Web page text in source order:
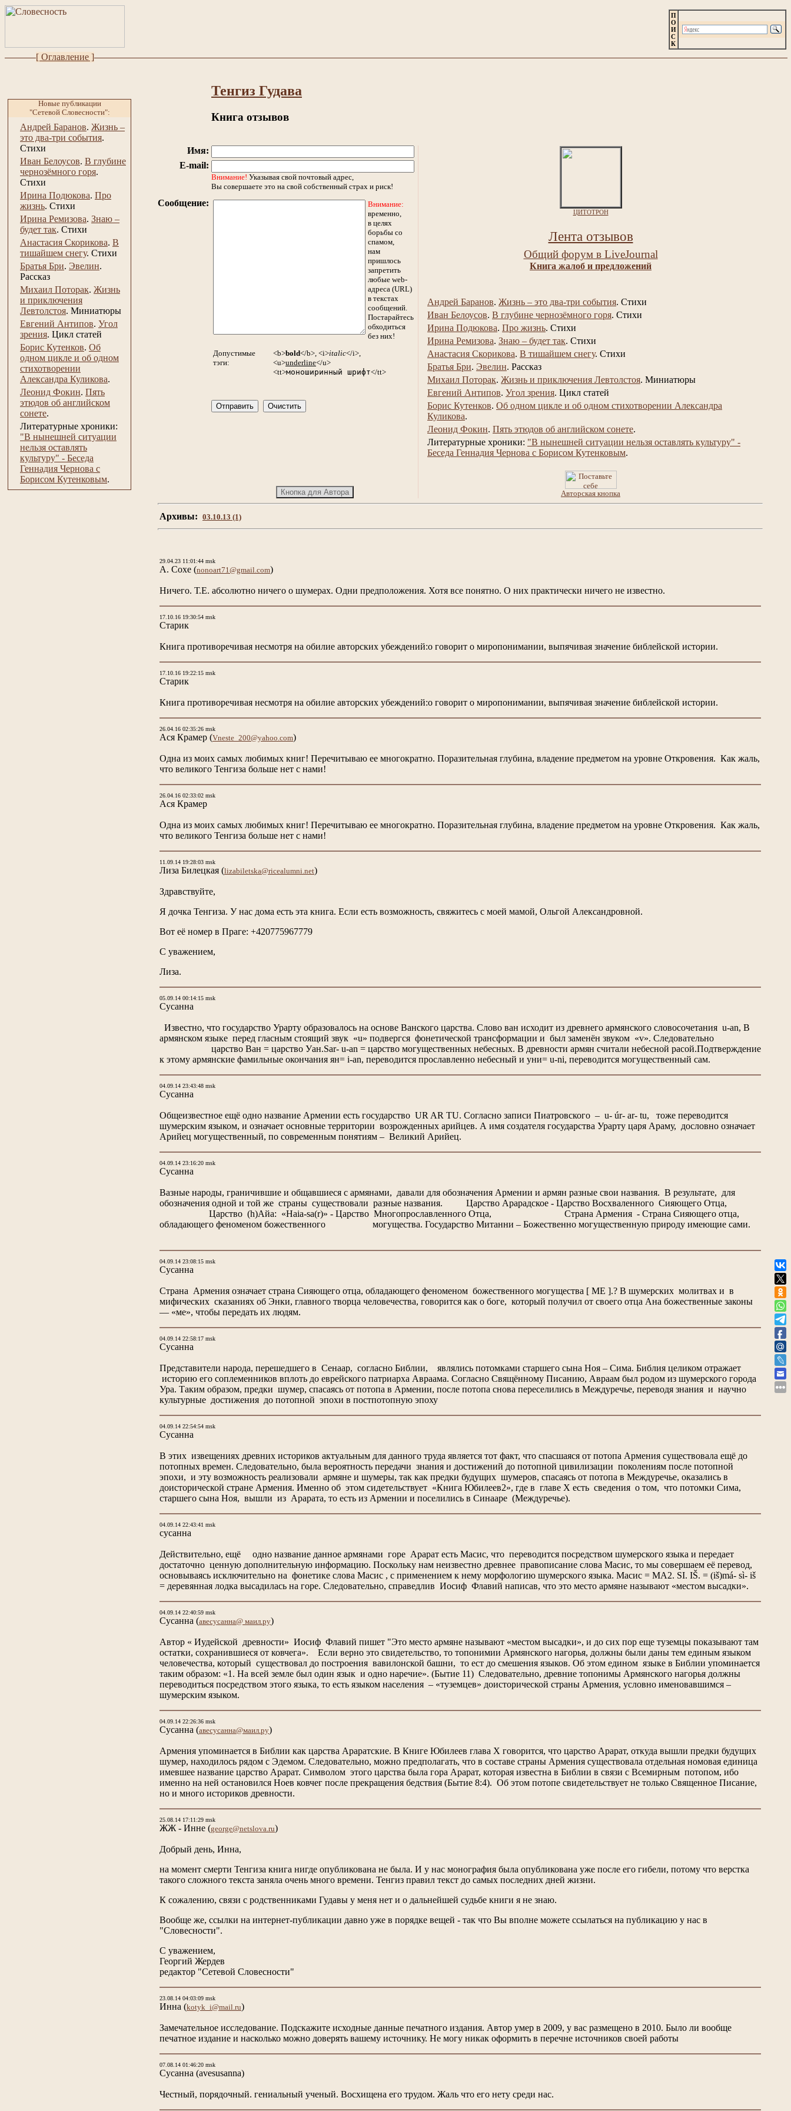
[ Оглавление ]
Новые публикации
"Сетевой Словесности":
Андрей Баранов. Жизнь –
это два-три события.
Стихи
Иван Белоусов. В глубине
чернозёмного горя.
Стихи
Ирина Подюкова. Про
жизнь. Стихи
Ирина Ремизова. Знаю –
будет так. Стихи
Анастасия Скорикова. В
тишайшем снегу. Стихи
Братья Бри. Эвелин.
Рассказ
Михаил Поторак. Жизнь
и приключения
Левтолстоя. Миниатюры
Евгений Антипов. Угол
зрения. Цикл статей
Борис Кутенков. Об
одном цикле и об одном
стихотворении
Александра Куликова.
Леонид Фокин. Пять
этюдов об английском
сонете.
Литературные хроники:
"В нынешней ситуации
нельзя оставлять
культуру" - Беседа
Геннадия Чернова с
Борисом Кутенковым.
П
О
И
С
К
Тенгиз Гудава
Книга отзывов
ЦИТОТРОН
Лента отзывов
Общий форум в LiveJournal
Книга жалоб и предложений
Андрей Баранов. Жизнь – это два-три события. Стихи
Иван Белоусов. В глубине чернозёмного горя. Стихи
Ирина Подюкова. Про жизнь. Стихи
Ирина Ремизова. Знаю – будет так. Стихи
Анастасия Скорикова. В тишайшем снегу. Стихи
Братья Бри. Эвелин. Рассказ
Михаил Поторак. Жизнь и приключения Левтолстоя. Миниатюры
Евгений Антипов. Угол зрения. Цикл статей
Борис Кутенков. Об одном цикле и об одном стихотворении Александра
Куликова.
Леонид Фокин. Пять этюдов об английском сонете.
Литературные хроники: "В нынешней ситуации нельзя оставлять культуру" -
Беседа Геннадия Чернова с Борисом Кутенковым.
Авторская кнопка
Имя:
E-mail:
Внимание! Указывая свой почтовый адрес,
Вы совершаете это на свой собственный страх и риск!
Сообщение:
Внимание:
временно,
в целях
борьбы со
спамом,
нам
пришлось
запретить
любые web-
адреса (URL)
в текстах
сообщений.
Постарайтесь
обходиться
без них!
Допустимые
тэги:
<b>bold</b>, <i>italic</i>,
<u>underline</u>
<tt>моноширинный шрифт</tt>
Архивы: 03.10.13 (1)
29.04.23 11:01:44 msk
А. Сохе (nonoart71@gmail.com)
Ничего. Т.Е. абсолютно ничего о шумерах. Одни предположения. Хотя все понятно. О них практически ничего не известно.
17.10.16 19:30:54 msk
Старик
Книга противоречивая несмотря на обилие авторских убеждений:о говорит о миропонимании, выпячивая значение библейской истории.
17.10.16 19:22:15 msk
Старик
Книга противоречивая несмотря на обилие авторских убеждений:о говорит о миропонимании, выпячивая значение библейской истории.
26.04.16 02:35:26 msk
Ася Крамер (Vneste_200@yahoo.com)
Одна из моих самых любимых книг! Перечитываю ее многократно. Поразительная глубина, владение предметом на уровне Откровения. Как жаль,
что великого Тенгиза больше нет с нами!
26.04.16 02:33:02 msk
Ася Крамер
Одна из моих самых любимых книг! Перечитываю ее многократно. Поразительная глубина, владение предметом на уровне Откровения. Как жаль,
что великого Тенгиза больше нет с нами!
11.09.14 19:28:03 msk
Лиза Билецкая (lizabiletska@ricealumni.net)
Здравствуйте,
Я дочка Тенгиза. У нас дома есть эта книга. Если есть возможность, свяжитесь с моей мамой, Ольгой Александровной.
Вот её номер в Праге: +420775967779
С уважением,
Лиза.
05.09.14 00:14:15 msk
Сусанна
Известно, что государство Урарту образовалось на основе Ванского царства. Слово ван исходит из древнего армянского словосочетания u-an, В
армянском языке перед гласным стоящий звук «u» подвергся фонетической трансформации и был заменён звуком «v». Следовательно
царство Ван = царство Уан.Sar- u-an = царство могущественных небесных. В древности армян считали небесной расой.Подтверждение
к этому армянские фамильные окончания ян= i-an, переводится прославленно небесный и уни= u-ni, переводится могущественный сам.
04.09.14 23:43:48 msk
Сусанна
Общеизвестное ещё одно название Армении есть государство UR AR TU. Согласно записи Пиатровского – u- úr- ar- tu, тоже переводится
шумерским языком, и означает основные территории возрожденных арийцев. А имя создателя государства Урарту царя Араму, дословно означает
Арийец могущественный, по современным понятиям – Великий Арийец.
04.09.14 23:16:20 msk
Сусанна
Вазные народы, граничившие и общавшиеся с армянами, давали для обозначения Армении и армян разные свои названия. В результате, для
обозначения одной и той же страны существовали разные названия. Царство Арарадское - Царство Восхваленного Сияющего Отца,
Царство (h)Айa: «Haia-sа(r)» - Царство Многопрославленного Отца, Страна Армения - Страна Сияющего отца,
обладающего феноменом божественного могущества. Государство Митанни – Божественно могущественную природу имеющие сами.
04.09.14 23:08:15 msk
Сусанна
Страна Армения означает страна Сияющего отца, обладающего феноменом божественного могущества [ ME ].? В шумерских молитвах и в
мифических сказаниях об Энки, главного творца человечества, говорится как о боге, который получил от своего отца Ана божественные законы
— «ме», чтобы передать их людям.
04.09.14 22:58:17 msk
Сусанна
Представители народа, перешедшего в Сенаар, согласно Библии, являлись потомками старшего сына Ноя – Сима. Библия целиком отражает
историю его соплеменников вплоть до еврейского патриарха Авраама. Согласно Свящённому Писанию, Авраам был родом из шумерского города
Ура. Таким образом, предки шумер, спасаясь от потопа в Армении, после потопа снова переселились в Междуречье, переводя знания и научно
культурные достижения до потопной эпохи в постпотопную эпоху
04.09.14 22:54:54 msk
Сусанна
В этих извещениях древних историков актуальным для данного труда является тот факт, что спасшаяся от потопа Армения существовала ещё до
потопных времен. Следовательно, была вероятность передачи знания и достижений до потопной цивилизации поколениям после потопной
эпохи, и эту возможность реализовали армяне и шумеры, так как предки будущих шумеров, спасаясь от потопа в Междуречье, оказались в
доисторической стране Армения. Именно об этом сидетельствует «Книга Юбилеев2», где в главе Х есть сведения о том, что потомки Сима,
старшего сына Ноя, вышли из Арарата, то есть из Армении и поселились в Синааре (Междуречье).
04.09.14 22:43:41 msk
сусанна
Действительно, ещё одно название данное армянами горе Арарат есть Масис, что переводится посредством шумерского языка и передает
достаточно ценную дополнительную информацию. Поскольку нам неизвестно древнее правописание слова Масис, то мы совершаем её перевод,
основываясь исключительно на фонетике слова Масис , с применением к нему морфологию шумерского языка. Масис = MA2. SI. IŠ. = (iš)má- sì- iš
= деревянная лодка высадилась на горе. Следовательно, справедлив Иосиф Флавий написав, что это место армяне называют «местом высадки».
04.09.14 22:40:59 msk
Сусанна (авесусанна@ маил.ру)
Автор « Иудейской древности» Иосиф Флавий пишет "Это место армяне называют «местом высадки», и до сих пор еще туземцы показывают там
остатки, сохранившиеся от ковчега». Если верно это свидетельство, то топонимии Армянского нагорья, должны были даны тем единым языком
человечества, который существовал до построения вавилонской башни, то ест до смешения языков. Об этом едином языке в Библии упоминается
таким образом: «1. На всей земле был один язык и одно наречие». (Бытие 11) Следовательно, древние топонимы Армянского нагорья должны
переводиться посредством этого языка, то есть языком населения – «туземцев» доисторической страны Армения, условно именовавшимся –
шумерским языком.
04.09.14 22:26:36 msk
Сусанна (авесусанна@маил.ру)
Армения упоминается в Библии как царства Араратские. В Книге Юбилеев глава Х говорится, что царство Арарат, откуда вышли предки будущих
шумер, находилось рядом с Эдемом. Следовательно, можно предполагать, что в составе страны Армения существовала отдельная номовая единица
имевшее название царство Арарат. Символом этого царства была гора Арарат, которая известна в Библии в связи с Всемирным потопом, ибо
именно на ней остановился Ноев ковчег после прекращения бедствия (Бытие 8:4). Об этом потопе свидетельствует не только Священное Писание,
но и много историков древности.
25.08.14 17:11:29 msk
ЖЖ - Инне (george@netslova.ru)
Добрый день, Инна,
на момент смерти Тенгиза книга нигде опубликована не была. И у нас монография была опубликована уже после его гибели, потому что верстка
такого сложного текста заняла очень много времени. Тенгиз правил текст до самых последних дней жизни.
К сожалению, связи с родственниками Гудавы у меня нет и о дальнейшей судьбе книги я не знаю.
Вообще же, ссылки на интернет-публикации давно уже в порядке вещей - так что Вы вполне можете ссылаться на публикацию у нас в
"Словесности".
С уважением,
Георгий Жердев
редактор "Сетевой Словесности"
23.08.14 04:03:09 msk
Инна (kotyk_i@mail.ru)
Замечательное исследование. Подскажите исходные данные печатного издания. Автор умер в 2009, у вас размещено в 2010. Было ли вообще
печатное издание и насколько можно доверять вашему источнику. Не могу никак оформить в перечне источников своей работы
07.08.14 01:46:20 msk
Сусанна (avesusanna)
Честный, порядочный. гениальный ученый. Восхищена его трудом. Жаль что его нету среди нас.